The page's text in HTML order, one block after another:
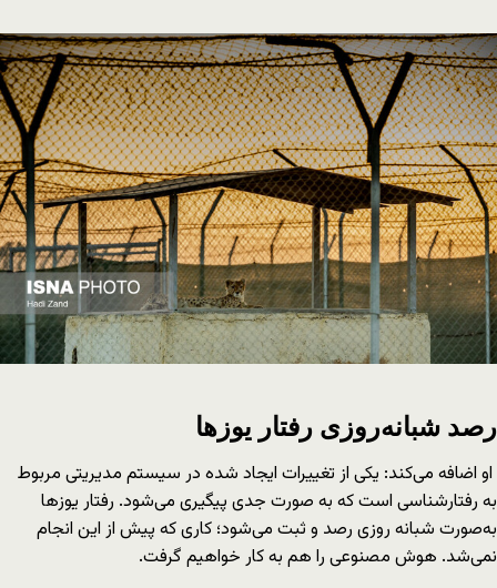
رصد شبانه‌روزی رفتار یوزها
او اضافه می‌کند: یکی از تغییرات ایجاد شده در سیستم مدیریتی مربوط
به رفتارشناسی است که به صورت جدی پیگیری می‌شود. رفتار یوزها
به‌صورت شبانه روزی رصد و ثبت می‌شود؛ کاری که پیش از این انجام
نمی‌شد. هوش مصنوعی را هم به کار خواهیم گرفت.